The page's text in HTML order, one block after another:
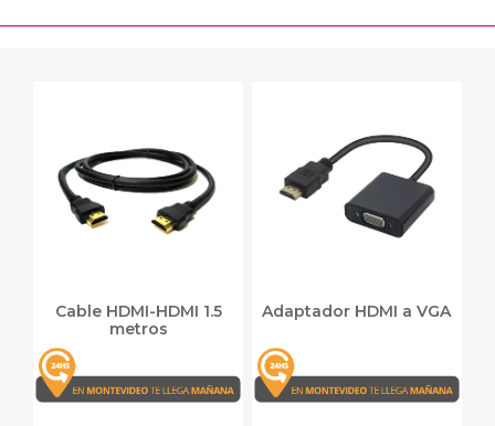
Cable HDMI-HDMI 1.5
metros
Adaptador HDMI a VGA